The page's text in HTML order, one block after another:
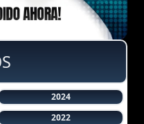
2024
2022